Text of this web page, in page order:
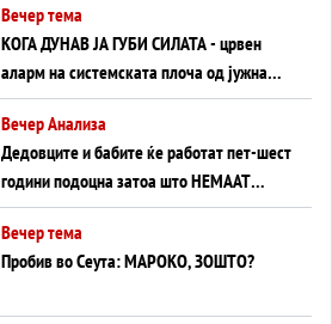
Вечер тема
КОГА ДУНАВ ЈА ГУБИ СИЛАТА - црвен
аларм на системската плоча од јужна
Германија до Црното Море...
Вечер Анализа
Дедовците и бабите ќе работат пет-шест
години подоцна затоа што НЕМААТ
ВНУЦИ ДА ГИ ЗАМЕНАТ
Вечер тема
Пробив во Сеута: МАРОКО, ЗОШТО?